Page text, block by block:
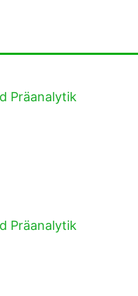
Präanalytik
Präanalytik